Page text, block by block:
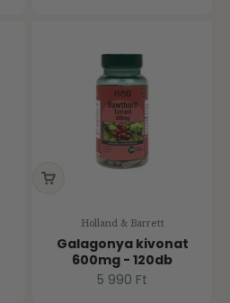
Holland & Barrett
Galagonya kivonat
600mg - 120db
Ár
5 990 Ft